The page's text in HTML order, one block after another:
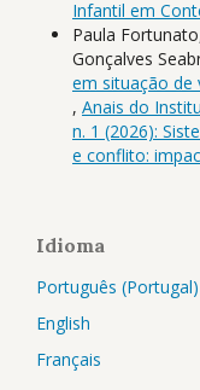
Infantil em
Paula
Gonçalves
em situação de
, Anais do
n. 1 (2026):
e conflito:
Idioma
Português (Portugal)
English
Français